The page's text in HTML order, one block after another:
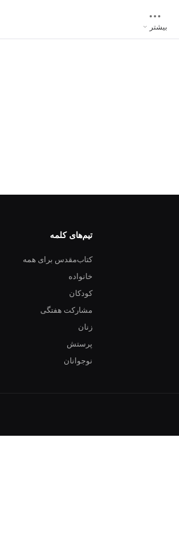
بیشتر
تیم‌های کلمه
کتاب‌مقدس برای همه
خانواده
کودکان
مشارکت هفتگی
زنان
پرستش
نوجوانان